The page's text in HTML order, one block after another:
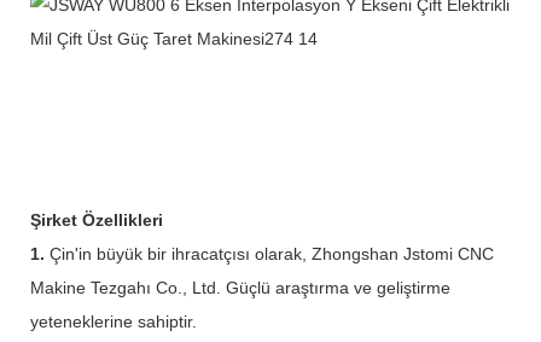
Şirket Özellikleri
1. Çin'in büyük bir ihracatçısı olarak, Zhongshan Jstomi CNC
Makine Tezgahı Co., Ltd. Güçlü araştırma ve geliştirme
yeteneklerine sahiptir.